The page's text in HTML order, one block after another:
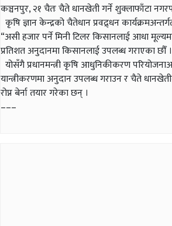
कञ्चनपुर, २१ चैतः चैते धानखेती गर्ने शुक्लाफाँटा
कृषि ज्ञान केन्द्रको चैतेधान प्रवद्र्धन
“असी हजार पर्ने मिनी टिलर किसानलाई आधा
प्रतिशत अनुदानमा किसानलाई उपलब्ध गराएका छौँ
योसँगै प्रधानमन्त्री कृषि आधुनिकीकरण
यान्त्रीकरणमा अनुदान उपलब्ध गराउन र चैते
रोप्न बेर्ना तयार गरेका छन् ।
–––